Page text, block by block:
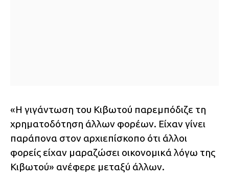
«Η γιγάντωση του Κιβωτού παρεμπόδιζε τη
χρηματοδότηση άλλων φορέων. Είχαν γίνει
παράπονα στον αρχιεπίσκοπο ότι άλλοι
φορείς είχαν μαραζώσει οικονομικά λόγω της
Κιβωτού» ανέφερε μεταξύ άλλων.